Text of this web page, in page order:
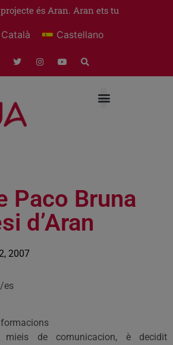
és Aran. Aran ets tu
Català Castellano
Paco Bruna
d’Aran
2007
es
mieis de comunicacion, è decidit